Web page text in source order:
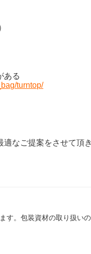
ある
turntop/
なご提案をさせて頂き
す。包装資材の取り扱い